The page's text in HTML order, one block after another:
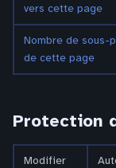
vers cette page
Nombre de sous-
de cette page
Protection
Modifier